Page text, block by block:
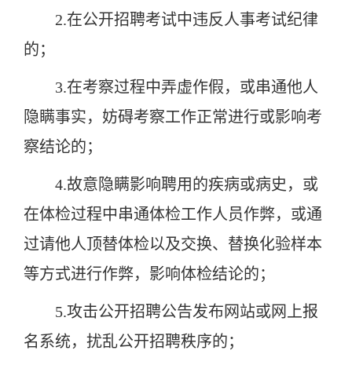
2.在公开招聘考试中违反人事考试纪律
的；
3.在考察过程中弄虚作假，或串通他人
隐瞒事实，妨碍考察工作正常进行或影响考
察结论的；
4.故意隐瞒影响聘用的疾病或病史，或
在体检过程中串通体检工作人员作弊，或通
过请他人顶替体检以及交换、替换化验样本
等方式进行作弊，影响体检结论的；
5.攻击公开招聘公告发布网站或网上报
名系统，扰乱公开招聘秩序的；